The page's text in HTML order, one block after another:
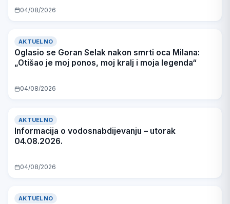
04/08/2026
AKTUELNO
Oglasio se Goran Selak nakon smrti oca Milana:
„Otišao je moj ponos, moj kralj i moja legenda“
04/08/2026
AKTUELNO
Informacija o vodosnabdijevanju – utorak
04.08.2026.
04/08/2026
AKTUELNO